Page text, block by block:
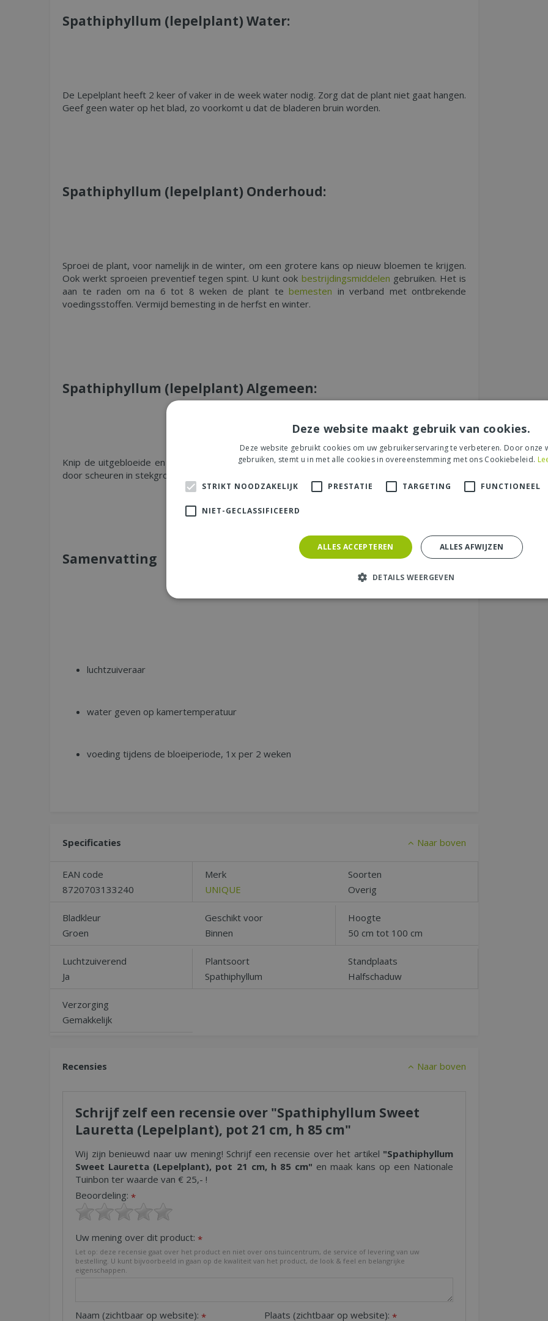
Spathiphyllum (lepelplant) Water:
De Lepelplant heeft 2 keer of vaker in de week water nodig. Zorg dat de plant niet gaat hangen.
Geef geen water op het blad, zo voorkomt u dat de bladeren bruin worden.
Spathiphyllum (lepelplant) Onderhoud:
Sproei de plant, voor namelijk in de winter, om een grotere kans op nieuw bloemen te krijgen.
Ook werkt sproeien preventief tegen spint. U kunt ook bestrijdingsmiddelen gebruiken. Het is
aan te raden om na 6 tot 8 weken de plant te bemesten in verband met ontbrekende
voedingsstoffen. Vermijd bemesting in de herfst en winter.
Spathiphyllum (lepelplant) Algemeen:
Knip de uitgebloeide en onfraaie blaadjes laag bij de grond af. U kunt de plant vermeerderen
door scheuren in stekgrond te plaatsen. Vermijd inname door dieren en kinderen.
Samenvatting
luchtzuiveraar
water geven op kamertemperatuur
voeding tijdens de bloeiperiode, 1x per 2 weken
Specificaties Naar boven
EAN code
8720703133240
Merk
UNIQUE
Soorten
Overig
Bladkleur
Groen
Geschikt voor
Binnen
Hoogte
50 cm tot 100 cm
Luchtzuiverend
Ja
Plantsoort
Spathiphyllum
Standplaats
Halfschaduw
Verzorging
Gemakkelijk
Recensies Naar boven
Schrijf zelf een recensie over "Spathiphyllum Sweet
Lauretta (Lepelplant), pot 21 cm, h 85 cm"
Wij zijn benieuwd naar uw mening! Schrijf een recensie over het artikel "Spathiphyllum
Sweet Lauretta (Lepelplant), pot 21 cm, h 85 cm" en maak kans op een Nationale
Tuinbon ter waarde van € 25,- !
Beoordeling: *
Uw mening over dit product: *
Let op: deze recensie gaat over het product en niet over ons tuincentrum, de service of levering van uw
bestelling. U kunt bijvoorbeeld in gaan op de kwaliteit van het product, de look & feel en belangrijke
eigenschappen.
Naam (zichtbaar op website): * Plaats (zichtbaar op website): *
Deze website maakt gebruik van cookies.
Deze website gebruikt cookies om uw gebruikerservaring te verbeteren. Door onze
gebruiken, stemt u in met alle cookies in overeenstemming met ons Cookiebeleid.
STRIKT NOODZAKELIJK PRESTATIE TARGETING FUNCTIONEEL
NIET-GECLASSIFICEERD
ALLES ACCEPTEREN ALLES AFWIJZEN
DETAILS WEERGEVEN